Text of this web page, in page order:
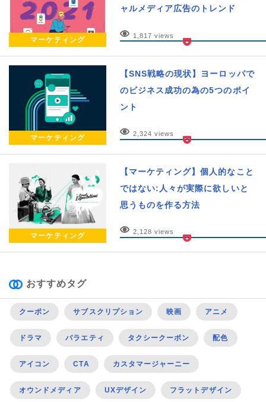
マーケティング
ャルメディア広告のトレンド
1,817 views
マーケティング
【SNS戦略の現状】ヨーロッパで
のビジネス成功の為の5つのポイ
ント
2,324 views
マーケティング
【マーケティング】個人的なこと
ではない:人々が実際に欲しいと
思うものを作る方法
2,128 views
おすすめタグ
クーポン サブスクリプション 映画 アニメ
ドラマ バラエティ タクシークーポン 配色
アイコン CTA カスタマージャーニー
オウンドメディア UXデザイン フラットデザイン